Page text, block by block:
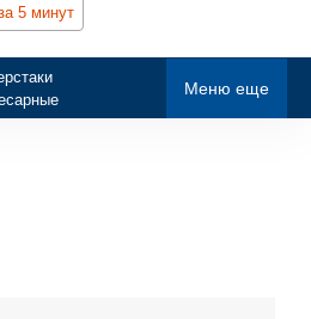
5 минут
Меню еще